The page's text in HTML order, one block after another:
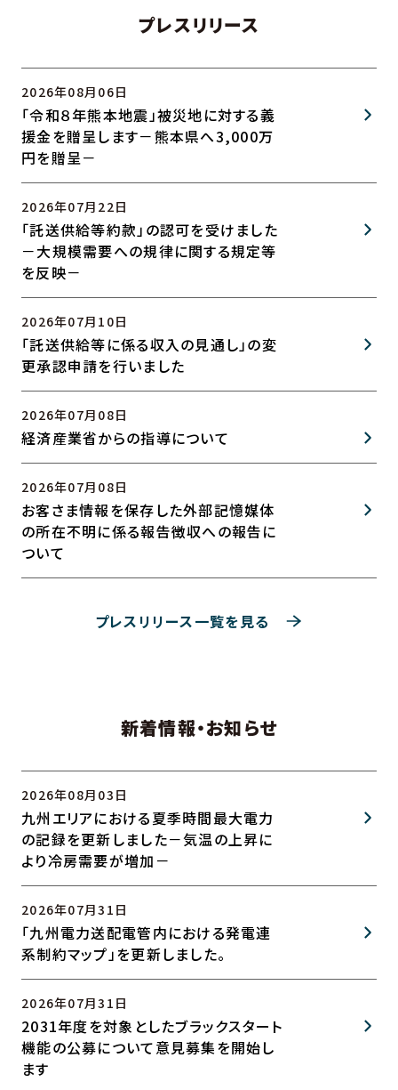
プレスリリース
2026年08月06日
「令和８年熊本地震」被災地に対する義
援金を贈呈します－熊本県へ3,000万
円を贈呈－
2026年07月22日
「託送供給等約款」の認可を受けました
－大規模需要への規律に関する規定等
を反映－
2026年07月10日
「託送供給等に係る収入の見通し」の変
更承認申請を行いました
2026年07月08日
経済産業省からの指導について
2026年07月08日
お客さま情報を保存した外部記憶媒体
の所在不明に係る報告徴収への報告に
ついて
プレスリリース一覧を見る
新着情報・お知らせ
2026年08月03日
九州エリアにおける夏季時間最大電力
の記録を更新しました－気温の上昇に
より冷房需要が増加－
2026年07月31日
「九州電力送配電管内における発電連
系制約マップ」を更新しました。
2026年07月31日
2031年度を対象としたブラックスタート
機能の公募について意見募集を開始し
ます